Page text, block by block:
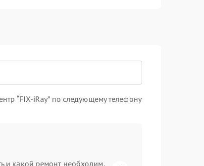
“FIX-iRay” по следующему телефону
и какой ремонт необходим.